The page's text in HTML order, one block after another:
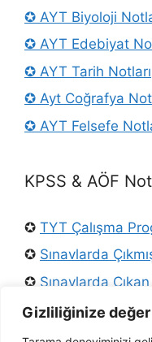
Gizliliğinize
✪ AYT Biyoloji
✪ AYT Edebiyat
✪ AYT Tarih Notları
✪ Ayt Coğrafya
✪ AYT Felsefe
KPSS & AÖF
✪ TYT Çalışma
✪ Sınavlarda
✪ Sınavlarda
✪Osmanlı
✪KPSS Türkçe